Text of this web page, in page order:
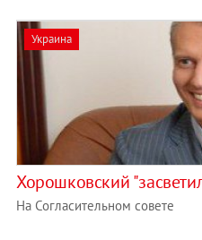
Украина
Хорошковский
На Согласительном совете